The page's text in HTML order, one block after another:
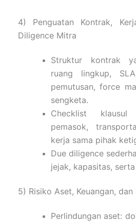
4) Penguatan Kontrak,
Diligence Mitra
Struktur kontrak
ruang lingkup,
pemutusan, force
sengketa.
Checklist
pemasok,
kerja sama pihak
Due diligence
jejak, kapasitas,
5) Risiko Aset, Keuangan,
Perlindungan aset: